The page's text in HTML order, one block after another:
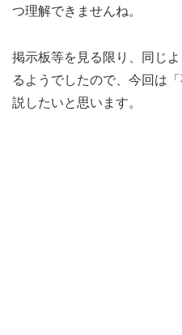
つ理解できませんね。
掲示板等を見る限り、同じ
るようでしたので、今回は
説したいと思います。